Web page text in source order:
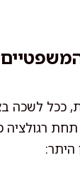
ככל לשכה
תחת
היתר: